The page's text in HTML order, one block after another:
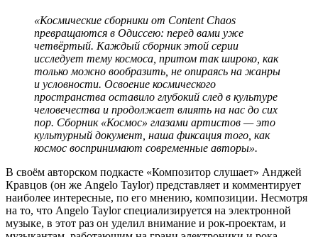
«Космические сборники от Content Chaos
превращаются в Одиссею: перед вами уже
четвёртый. Каждый сборник этой серии
исследует тему космоса, притом так широко, как
только можно вообразить, не опираясь на жанры
и условности. Освоение космического
пространства оставило глубокий след в культуре
человечества и продолжает влиять на нас до сих
пор. Сборник «Космос» глазами артистов — это
культурный документ, наша фиксация того, как
космос воспринимают современные авторы».
В своём авторском подкасте «Композитор слушает» Анджей
Кравцов (он же Angelo Taylor) представляет и комментирует
наиболее интересные, по его мнению, композиции. Несмотря
на то, что Angelo Taylor специализируется на электронной
музыке, в этот раз он уделил внимание и рок-проектам, и